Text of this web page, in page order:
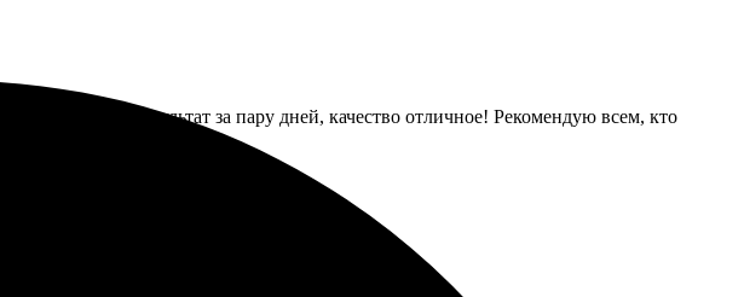
Получила результат за пару дней, качество отличное! Рекомендую всем, кто